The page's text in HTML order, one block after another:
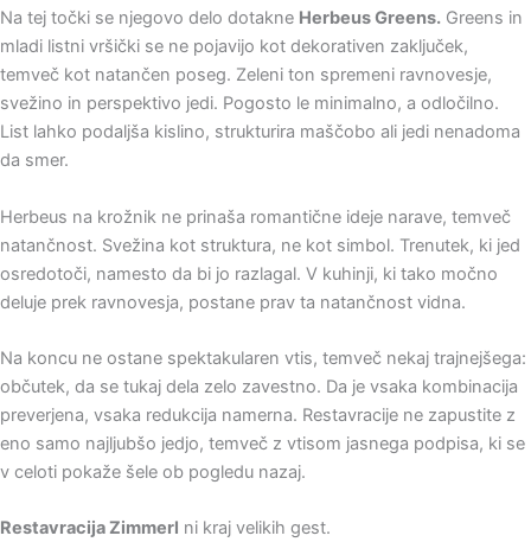
Na tej točki se njegovo delo dotakne Herbeus Greens. Greens in
mladi listni vršički se ne pojavijo kot dekorativen zaključek,
temveč kot natančen poseg. Zeleni ton spremeni ravnovesje,
svežino in perspektivo jedi. Pogosto le minimalno, a odločilno.
List lahko podaljša kislino, strukturira maščobo ali jedi nenadoma
da smer.
Herbeus na krožnik ne prinaša romantične ideje narave, temveč
natančnost. Svežina kot struktura, ne kot simbol. Trenutek, ki jed
osredotoči, namesto da bi jo razlagal. V kuhinji, ki tako močno
deluje prek ravnovesja, postane prav ta natančnost vidna.
Na koncu ne ostane spektakularen vtis, temveč nekaj trajnejšega:
občutek, da se tukaj dela zelo zavestno. Da je vsaka kombinacija
preverjena, vsaka redukcija namerna. Restavracije ne zapustite z
eno samo najljubšo jedjo, temveč z vtisom jasnega podpisa, ki se
v celoti pokaže šele ob pogledu nazaj.
Restavracija Zimmerl ni kraj velikih gest.